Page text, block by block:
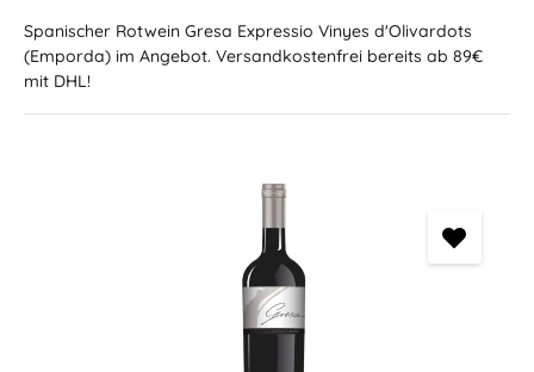
Spanischer Rotwein Gresa Expressio Vinyes d'Olivardots
(Emporda) im Angebot. Versandkostenfrei bereits ab 89€
mit DHL!